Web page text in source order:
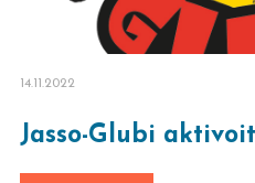
14.11.2022
Jasso-Glubi